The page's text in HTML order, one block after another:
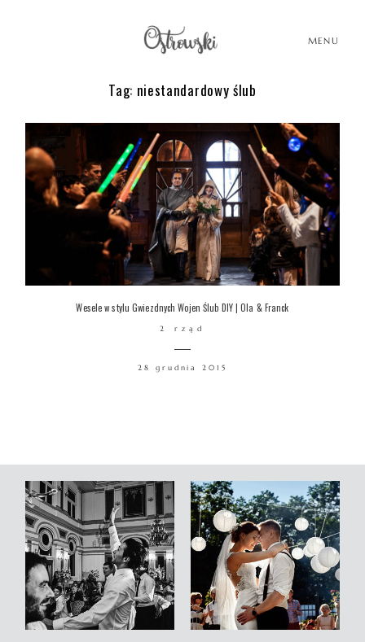
MENU
Tag: niestandardowy ślub
Wesele w stylu Gwiezdnych Wojen Ślub DIY | Ola & Franck
2 rząd
28 grudnia 2015
HISTORIE
PORTFOLIO
O MNIE
© COPYRIGHT ŁUKASZ OSTROWSKI